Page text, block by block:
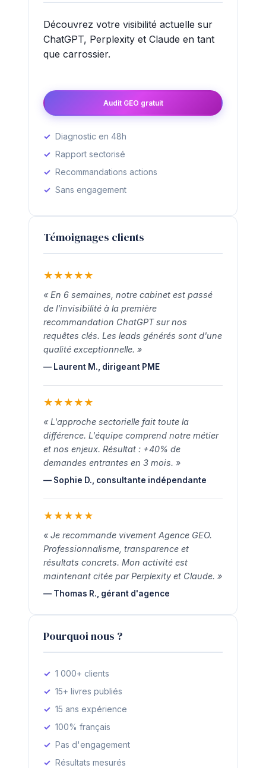
Découvrez votre visibilité actuelle sur
ChatGPT, Perplexity et Claude en tant
que carrossier.
Audit GEO gratuit
Diagnostic en 48h
Rapport sectorisé
Recommandations actions
Sans engagement
Témoignages clients
★ ★ ★ ★ ★
« En 6 semaines, notre cabinet est passé
de l'invisibilité à la première
recommandation ChatGPT sur nos
requêtes clés. Les leads générés sont d'une
qualité exceptionnelle. »
— Laurent M., dirigeant PME
★ ★ ★ ★ ★
« L'approche sectorielle fait toute la
différence. L'équipe comprend notre métier
et nos enjeux. Résultat : +40% de
demandes entrantes en 3 mois. »
— Sophie D., consultante indépendante
★ ★ ★ ★ ★
« Je recommande vivement Agence GEO.
Professionnalisme, transparence et
résultats concrets. Mon activité est
maintenant citée par Perplexity et Claude. »
— Thomas R., gérant d'agence
Pourquoi nous ?
1 000+ clients
15+ livres publiés
15 ans expérience
100% français
Pas d'engagement
Résultats mesurés